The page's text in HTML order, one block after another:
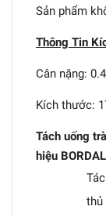
Sản phẩm
Thông Tin
Cân nặng:
Kích thước:
Tách uống
hiệu
thủ